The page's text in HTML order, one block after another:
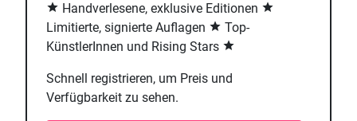
Handverlesene, exklusive Editionen
Limitierte, signierte Auflagen
Top-
KünstlerInnen und Rising Stars
Schnell registrieren, um Preis und
Verfügbarkeit zu sehen.